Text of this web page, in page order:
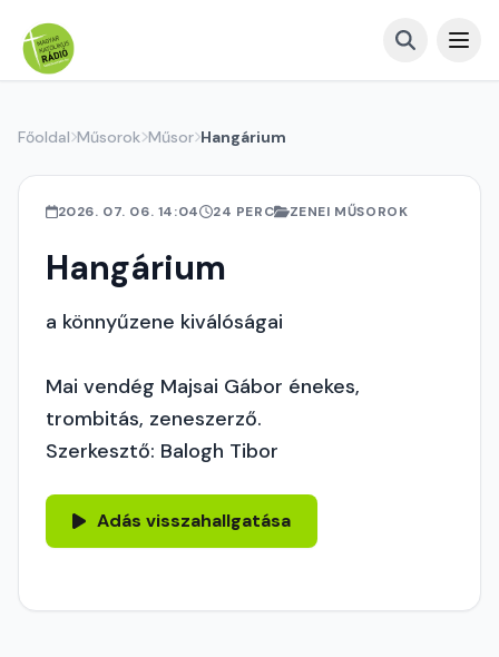
Főoldal Műsorok Műsor Hangárium
2026. 07. 06. 14:04 24 PERC ZENEI MŰSOROK
Hangárium
a könnyűzene kiválóságai
Mai vendég Majsai Gábor énekes,
trombitás, zeneszerző.
Szerkesztő: Balogh Tibor
Adás visszahallgatása